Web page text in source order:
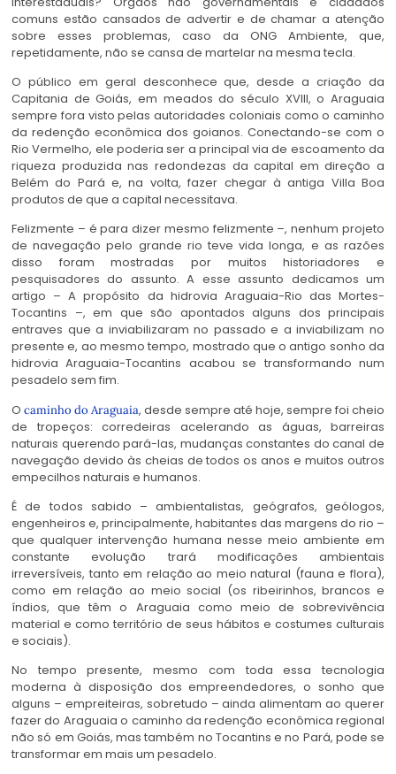
comuns estão cansados de advertir e de chamar a atenção
sobre esses problemas, caso da ONG Ambiente, que,
repetidamente, não se cansa de martelar na mesma tecla.
O público em geral desconhece que, desde a criação da
Capitania de Goiás, em meados do século XVIII, o Araguaia
sempre fora visto pelas autoridades coloniais como o caminho
da redenção econômica dos goianos. Conectando-se com o
Rio Vermelho, ele poderia ser a principal via de escoamento da
riqueza produzida nas redondezas da capital em direção a
Belém do Pará e, na volta, fazer chegar à antiga Villa Boa
produtos de que a capital necessitava.
Felizmente – é para dizer mesmo felizmente –, nenhum projeto
de navegação pelo grande rio teve vida longa, e as razões
disso foram mostradas por muitos historiadores e
pesquisadores do assunto. A esse assunto dedicamos um
artigo – A propósito da hidrovia Araguaia-Rio das Mortes-
Tocantins –, em que são apontados alguns dos principais
entraves que a inviabilizaram no passado e a inviabilizam no
presente e, ao mesmo tempo, mostrado que o antigo sonho da
hidrovia Araguaia-Tocantins acabou se transformando num
pesadelo sem fim.
O caminho do Araguaia, desde sempre até hoje, sempre foi cheio
de tropeços: corredeiras acelerando as águas, barreiras
naturais querendo pará-las, mudanças constantes do canal de
navegação devido às cheias de todos os anos e muitos outros
empecilhos naturais e humanos.
É de todos sabido – ambientalistas, geógrafos, geólogos,
engenheiros e, principalmente, habitantes das margens do rio –
que qualquer intervenção humana nesse meio ambiente em
constante evolução trará modificações ambientais
irreversíveis, tanto em relação ao meio natural (fauna e flora),
como em relação ao meio social (os ribeirinhos, brancos e
índios, que têm o Araguaia como meio de sobrevivência
material e como território de seus hábitos e costumes culturais
e sociais).
No tempo presente, mesmo com toda essa tecnologia
moderna à disposição dos empreendedores, o sonho que
alguns – empreiteiras, sobretudo – ainda alimentam ao querer
fazer do Araguaia o caminho da redenção econômica regional
não só em Goiás, mas também no Tocantins e no Pará, pode se
transformar em mais um pesadelo.